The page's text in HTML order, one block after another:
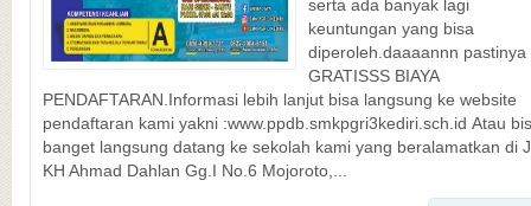
serta ada banyak lagi
keuntungan yang bisa
diperoleh.daaaannn pastinya
GRATISSS BIAYA
PENDAFTARAN.Informasi lebih lanjut bisa langsung ke website
pendaftaran kami yakni :www.ppdb.smkpgri3kediri.sch.id Atau
banget langsung datang ke sekolah kami yang beralamatkan di
KH Ahmad Dahlan Gg.I No.6 Mojoroto,...